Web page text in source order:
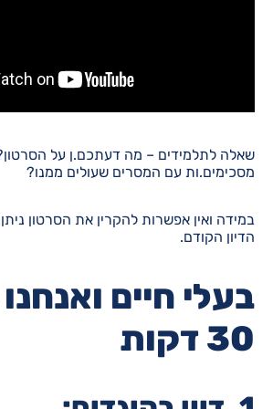
שאלה לתלמידים – מה דעתכם.ן על
מסכימים.ות עם המסרים שעולים ממנו?
במידה ואין אפשרות להקרין את הסרטון
הדיון הקודם.
30 דקות